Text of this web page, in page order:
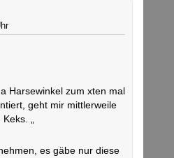
Harsewinkel zum xten mal
geht mir mittlerweile
„
es gäbe nur diese